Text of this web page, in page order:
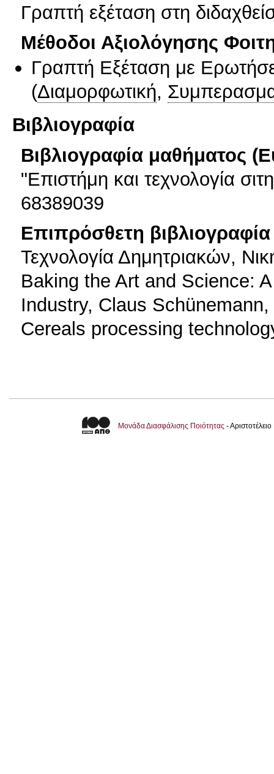
Γραπτή εξέταση στη
Μέθοδοι Αξιολόγησης
Γραπτή Εξέταση με
(Διαμορφωτική,
Βιβλιογραφία
Βιβλιογραφία μαθήματος
"Επιστήμη και τεχνολογία
68389039
Επιπρόσθετη βιβλιογραφία
Τεχνολογία Δημητριακών,
Baking the Art and Science:
Industry, Claus
Cereals processing
Μονάδα Διασφάλισης Ποιότητας -